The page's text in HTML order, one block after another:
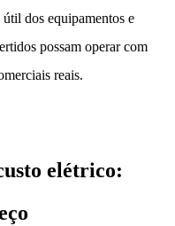
dos equipamentos e
possam operar com
reais.
elétrico: